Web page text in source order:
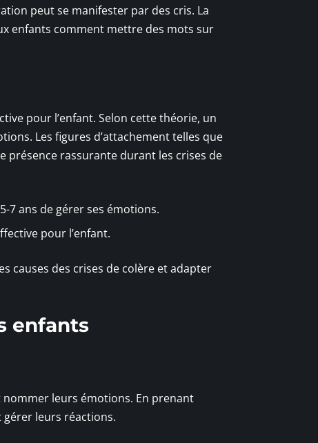
peut se manifester par des cris. La
enfants comment mettre des mots sur
pour l’enfant. Selon cette théorie, un
Les figures d’attachement telles que
présence rassurante durant les crises de
7 ans de gérer ses émotions.
pour l’enfant.
causes des crises de colère et adapter
enfants
leurs émotions. En prenant
gérer leurs réactions.